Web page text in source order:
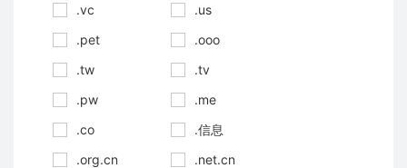
.vc
.us
.pet
.ooo
.tw
.tv
.pw
.me
.co
.信息
.org.cn
.net.cn